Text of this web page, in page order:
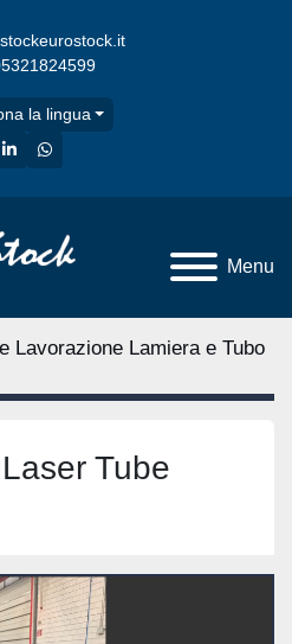
la lingua
linkedinwhatsapp
Menu
Lavorazione Lamiera e Tubo
Tube